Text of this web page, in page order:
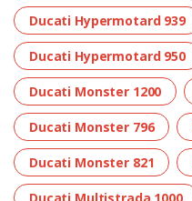
Ducati Hypermotard 939
Ducati Hypermotard 950
Ducati Monster 1200
Ducati Monster 796
Ducati Monster 821